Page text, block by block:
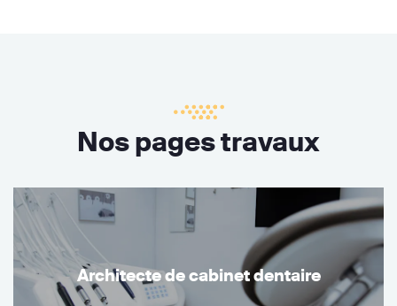
Nos pages travaux
Architecte de cabinet dentaire